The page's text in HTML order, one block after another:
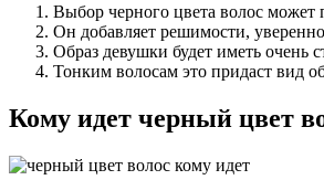
Выбор черного цвета волос может
Он добавляет решимости,
Образ девушки будет иметь очень
Тонким волосам это придаст вид
Кому идет черный цвет